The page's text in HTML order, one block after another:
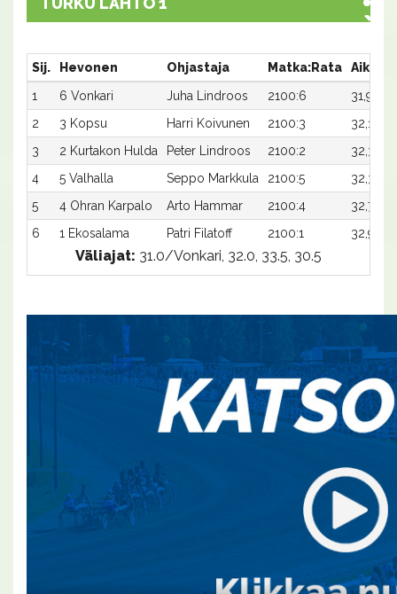
Sij. Hevonen Ohjastaja Matka:Rata Aika
1
6 Vonkari Juha Lindroos 2100:6 31,9a
2
3 Kopsu Harri Koivunen 2100:3 32,1a
3
2 Kurtakon Hulda Peter Lindroos 2100:2 32,3a
4
5 Valhalla Seppo Markkula 2100:5 32,3a
5
4 Ohran Karpalo Arto Hammar 2100:4 32,7a
6
1 Ekosalama Patri Filatoff 2100:1 32,9ax
Väliajat: 31.0/Vonkari, 32.0, 33.5, 30.5